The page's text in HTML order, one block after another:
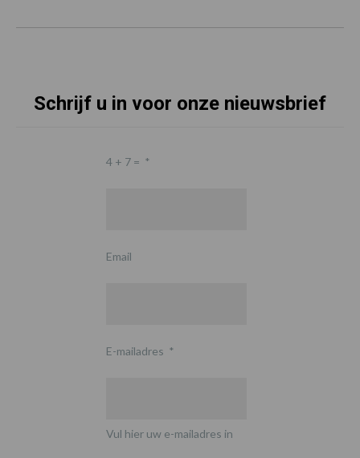
Schrijf u in voor onze nieuwsbrief
4 + 7 = *
Email
E-mailadres *
Vul hier uw e-mailadres in